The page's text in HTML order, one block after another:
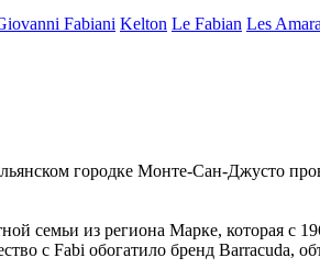
Fabiani Kelton Le Fabian Les
городке Монте-Сан-Джусто
семьи из региона Марке, которая с
с Fabi обогатило бренд Barracuda,